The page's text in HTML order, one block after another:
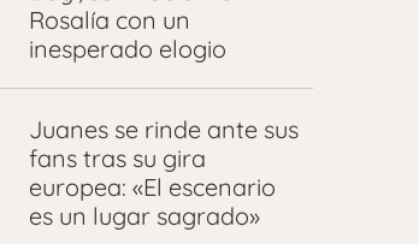
Rosalía con un
inesperado elogio
Juanes se rinde ante sus
fans tras su gira
europea: «El escenario
es un lugar sagrado»